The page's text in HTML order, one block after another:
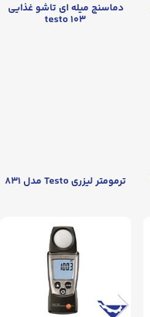
دماسنج میله ای تاشو غذایی
testo ۱۰۳
ترمومتر لیزری Testo مدل ۸۳۱